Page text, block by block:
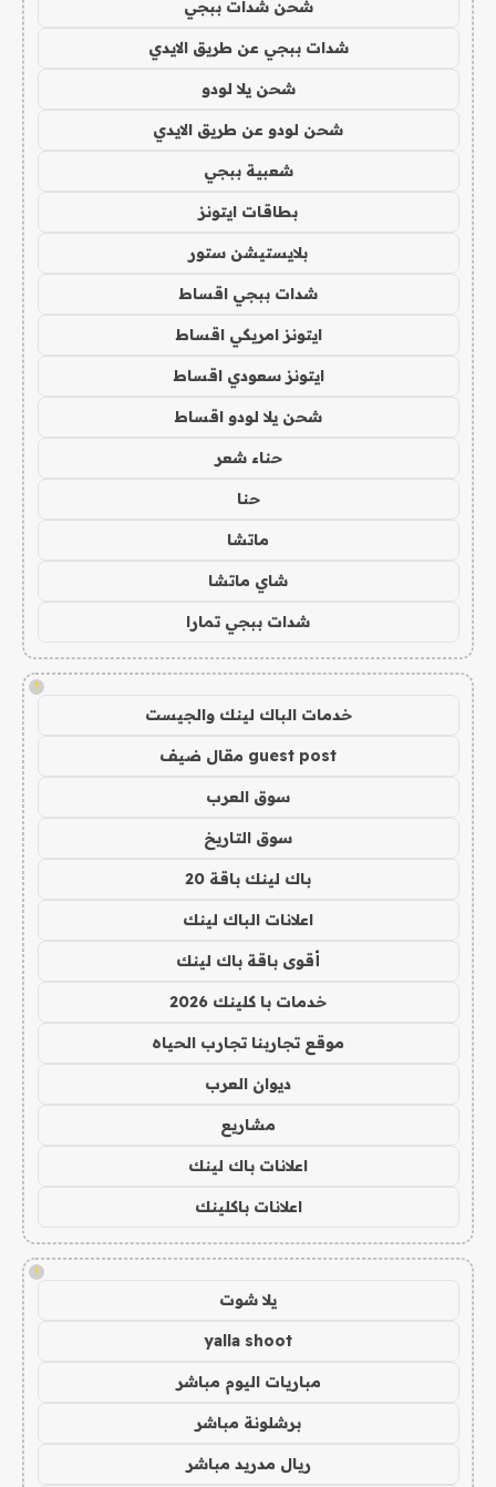
شحن شدات ببجي
شدات ببجي عن طريق الايدي
شحن يلا لودو
شحن لودو عن طريق الايدي
شعبية ببجي
بطاقات ايتونز
بلايستيشن ستور
شدات ببجي اقساط
ايتونز امريكي اقساط
ايتونز سعودي اقساط
شحن يلا لودو اقساط
حناء شعر
حنا
ماتشا
شاي ماتشا
شدات ببجي تمارا
!
خدمات الباك لينك والجيست
guest post مقال ضيف
سوق العرب
سوق التاريخ
باك لينك باقة 20
اعلانات الباك لينك
أقوى باقة باك لينك
خدمات با كلينك 2026
موقع تجاربنا تجارب الحياه
ديوان العرب
مشاريع
اعلانات باك لينك
اعلانات باكلينك
!
يلا شوت
yalla shoot
مباريات اليوم مباشر
برشلونة مباشر
ريال مدريد مباشر